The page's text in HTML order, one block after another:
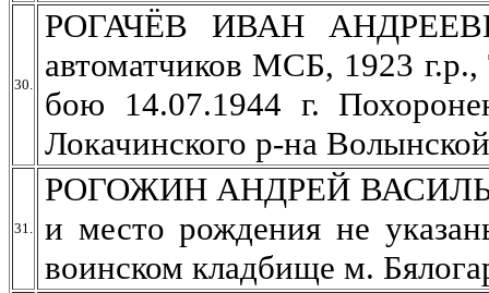
30.
РОГАЧЁВ ИВАН
автоматчиков МСБ, 1923
бою 14.07.1944 г.
Локачинского р-на
31.
РОГОЖИН АНДРЕЙ
и место рождения не
воинском кладбище м.